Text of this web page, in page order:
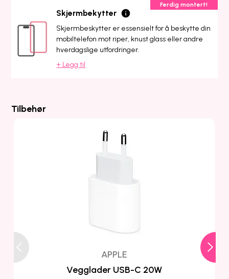
Skjermbekytter
Skjermbeskytter er essensielt for å beskytte din
mobiltelefon mot riper, knust glass eller andre
hverdagslige utfordringer.
Ferdig montert!
+ Legg til
Tilbehør
APPLE
Vegglader USB-C 20W